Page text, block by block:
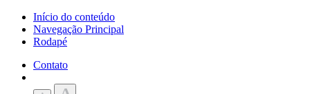
Início do conteúdo
Navegação Principal
Rodapé
Contato